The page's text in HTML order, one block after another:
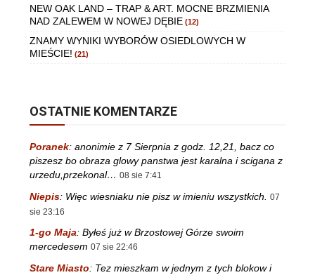
NEW OAK LAND – TRAP & ART. MOCNE BRZMIENIA
NAD ZALEWEM W NOWEJ DĘBIE (12)
ZNAMY WYNIKI WYBORÓW OSIEDLOWYCH W
MIEŚCIE! (21)
OSTATNIE KOMENTARZE
Poranek: anonimie z 7 Sierpnia z godz. 12,21, bacz co
piszesz bo obraza glowy panstwa jest karalna i scigana z
urzedu,przekonal… 08 sie 7:41
Niepis: Więc wiesniaku nie pisz w imieniu wszystkich.
07
sie 23:16
1-go Maja: Byłeś już w Brzostowej Górze swoim
mercedesem 07 sie 22:46
Stare Miasto: Tez mieszkam w jednym z tych blokow i